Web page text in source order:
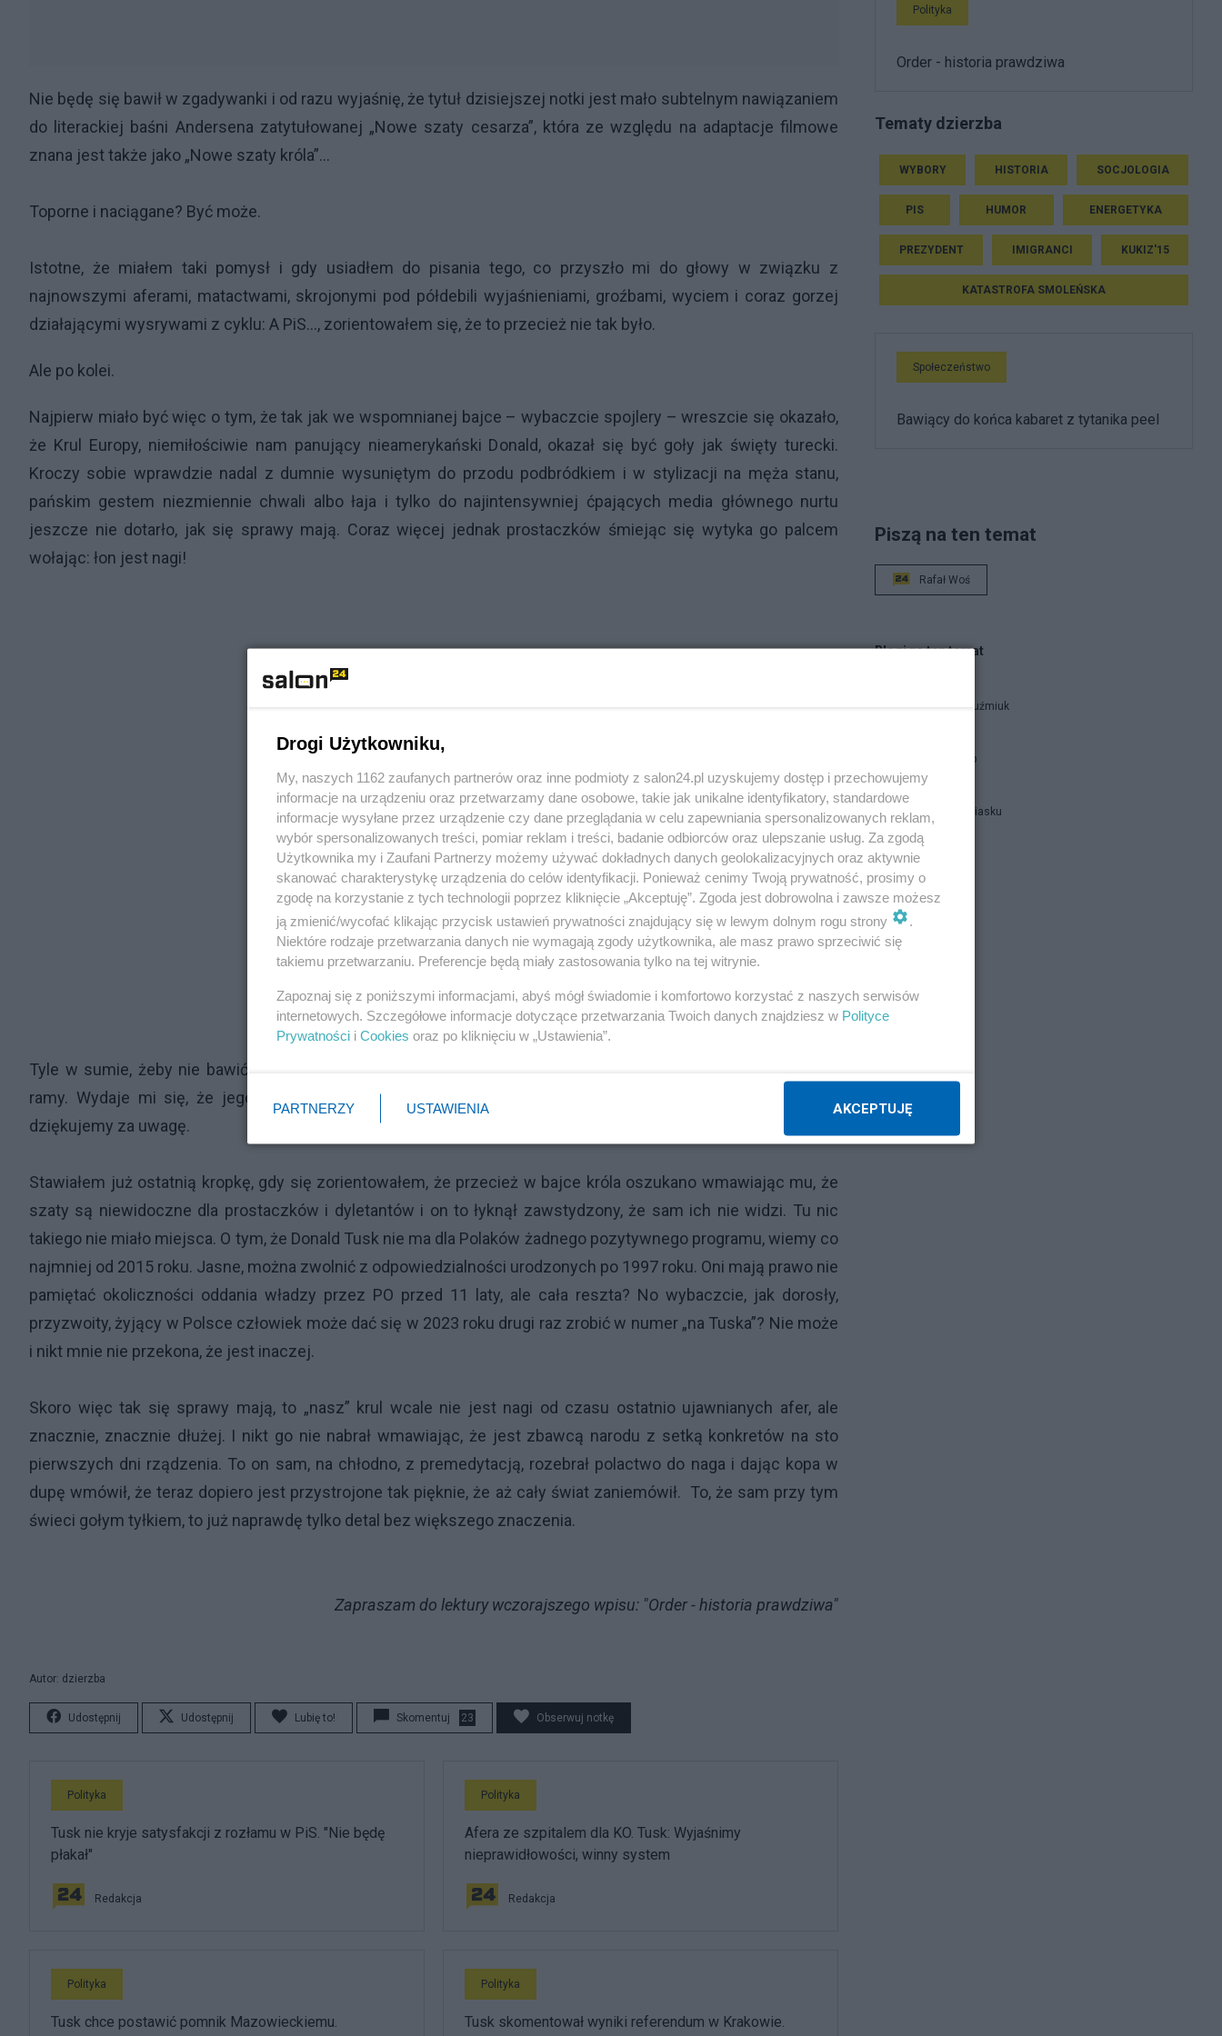
Nie będę się bawił w zgadywanki i od razu wyjaśnię, że tytuł dzisiejszej notki jest mało subtelnym nawiązaniem
do literackiej baśni Andersena zatytułowanej „Nowe szaty cesarza”, która ze względu na adaptacje filmowe
znana jest także jako „Nowe szaty króla”...
Toporne i naciągane? Być może.
Istotne, że miałem taki pomysł i gdy usiadłem do pisania tego, co przyszło mi do głowy w związku z
najnowszymi aferami, matactwami, skrojonymi pod półdebili wyjaśnieniami, groźbami, wyciem i coraz gorzej
działającymi wysrywami z cyklu: A PiS…, zorientowałem się, że to przecież nie tak było.
Ale po kolei.
Najpierw miało być więc o tym, że tak jak we wspomnianej bajce – wybaczcie spojlery – wreszcie się okazało,
że Krul Europy, niemiłościwie nam panujący nieamerykański Donald, okazał się być goły jak święty turecki.
Kroczy sobie wprawdzie nadal z dumnie wysuniętym do przodu podbródkiem i w stylizacji na męża stanu,
pańskim gestem niezmiennie chwali albo łaja i tylko do najintensywniej ćpających media głównego nurtu
jeszcze nie dotarło, jak się sprawy mają. Coraz więcej jednak prostaczków śmiejąc się wytyka go palcem
wołając: łon jest nagi!
Tyle w sumie, żeby nie bawić się już w jakieś niepotrzebne rozdmuchiwanie tego tekstu poza akceptowalne
ramy. Wydaje mi się, że jego pierwotny zamysł jest dość zrozumiały – czar prysł w związku z aferami,
dziękujemy za uwagę.
Stawiałem już ostatnią kropkę, gdy się zorientowałem, że przecież w bajce króla oszukano wmawiając mu, że
szaty są niewidoczne dla prostaczków i dyletantów i on to łyknął zawstydzony, że sam ich nie widzi. Tu nic
takiego nie miało miejsca. O tym, że Donald Tusk nie ma dla Polaków żadnego pozytywnego programu, wiemy co
najmniej od 2015 roku. Jasne, można zwolnić z odpowiedzialności urodzonych po 1997 roku. Oni mają prawo nie
pamiętać okoliczności oddania władzy przez PO przed 11 laty, ale cała reszta? No wybaczcie, jak dorosły,
przyzwoity, żyjący w Polsce człowiek może dać się w 2023 roku drugi raz zrobić w numer „na Tuska”? Nie może
i nikt mnie nie przekona, że jest inaczej.
Skoro więc tak się sprawy mają, to „nasz” krul wcale nie jest nagi od czasu ostatnio ujawnianych afer, ale
znacznie, znacznie dłużej. I nikt go nie nabrał wmawiając, że jest zbawcą narodu z setką konkretów na sto
pierwszych dni rządzenia. To on sam, na chłodno, z premedytacją, rozebrał polactwo do naga i dając kopa w
dupę wmówił, że teraz dopiero jest przystrojone tak pięknie, że aż cały świat zaniemówił. To, że sam przy tym
świeci gołym tyłkiem, to już naprawdę tylko detal bez większego znaczenia.
Zapraszam do lektury wczorajszego wpisu: "Order - historia prawdziwa"
Autor: dzierzba
Udostępnij Udostępnij Lubię to! Skomentuj 23 Obserwuj notkę
Polityka
Tusk nie kryje satysfakcji z rozłamu w PiS. "Nie będę
płakał"
Redakcja
Polityka
Afera ze szpitalem dla KO. Tusk: Wyjaśnimy
nieprawidłowości, winny system
Redakcja
Polityka
Tusk chce postawić pomnik Mazowieckiemu.
Polityka
Tusk skomentował wyniki referendum w Krakowie.
Polityka
Order - historia prawdziwa
Tematy dzierzba
WYBORY HISTORIA SOCJOLOGIA
PIS HUMOR ENERGETYKA
PREZYDENT IMIGRANCI KUKIZ'15
KATASTROFA SMOLEŃSKA
Społeczeństwo
Bawiący do końca kabaret z tytanika peel
Piszą na ten temat
Rafał Woś
Blogi na ten temat
Zbigniew Kuźmiuk
Beem.Deep
Zamki na Piasku
Napisz notkę
Drogi Użytkowniku,
My, naszych 1162 zaufanych partnerów oraz inne podmioty z salon24.pl uzyskujemy dostęp i przechowujemy
informacje na urządzeniu oraz przetwarzamy dane osobowe, takie jak unikalne identyfikatory, standardowe
informacje wysyłane przez urządzenie czy dane przeglądania w celu zapewniania spersonalizowanych reklam,
wybór spersonalizowanych treści, pomiar reklam i treści, badanie odbiorców oraz ulepszanie usług. Za zgodą
Użytkownika my i Zaufani Partnerzy możemy używać dokładnych danych geolokalizacyjnych oraz aktywnie
skanować charakterystykę urządzenia do celów identyfikacji. Ponieważ cenimy Twoją prywatność, prosimy o
zgodę na korzystanie z tych technologii poprzez kliknięcie „Akceptuję”. Zgoda jest dobrowolna i zawsze możesz
ją zmienić/wycofać klikając przycisk ustawień prywatności znajdujący się w lewym dolnym rogu strony
.
Niektóre rodzaje przetwarzania danych nie wymagają zgody użytkownika, ale masz prawo sprzeciwić się
takiemu przetwarzaniu. Preferencje będą miały zastosowania tylko na tej witrynie.
Zapoznaj się z poniższymi informacjami, abyś mógł świadomie i komfortowo korzystać z naszych serwisów
internetowych. Szczegółowe informacje dotyczące przetwarzania Twoich danych znajdziesz w Polityce
Prywatności i Cookies oraz po kliknięciu w „Ustawienia”.
PARTNERZY USTAWIENIA AKCEPTUJĘ